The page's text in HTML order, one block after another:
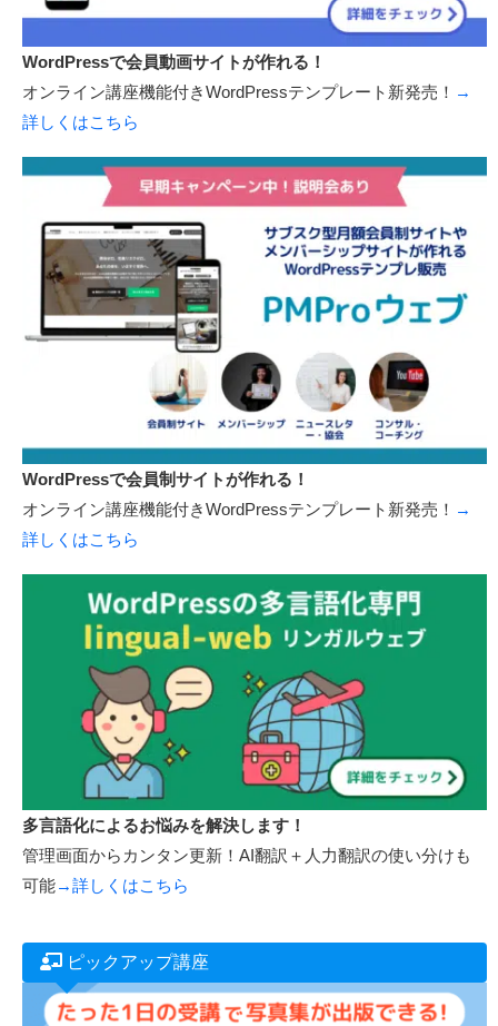
WordPressで会員動画サイトが作れる！
オンライン講座機能付きWordPressテンプレート新発売！ →
詳しくはこちら
WordPressで会員制サイトが作れる！
オンライン講座機能付きWordPressテンプレート新発売！ →
詳しくはこちら
多言語化によるお悩みを解決します！
管理画面からカンタン更新！AI翻訳＋人力翻訳の使い分けも
可能→詳しくはこちら
ピックアップ講座